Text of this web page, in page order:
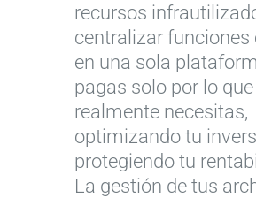
recursos
centralizar funciones
en una sola
pagas solo por lo que
realmente necesitas,
optimizando tu
protegiendo tu
La gestión de tus